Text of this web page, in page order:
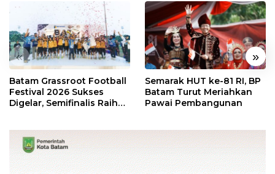
« »
Batam Grassroot Football
Festival 2026 Sukses
Digelar, Semifinalis Raih
Semarak HUT ke-81 RI, BP
Batam Turut Meriahkan
Pawai Pembangunan